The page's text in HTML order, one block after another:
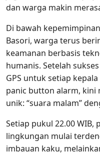
dan warga makin
Di bawah
Basori, warga terus
keamanan berbasis
humanis. Setelah
GPS untuk setiap
panic button alarm, kini
unik: “suara malam”
Setiap pukul 22.00
lingkungan mulai
imbauan kaku,